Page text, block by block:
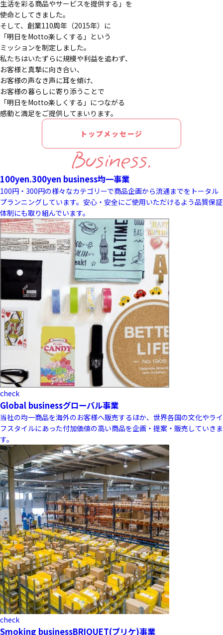
生活を彩る商品やサービスを提供する」を
使命としてきました。
そして、創業110周年（2015年）に
「明日をMotto楽しくする」という
ミッションを制定しました。
私たちはいたずらに規模や利益を追わず、
お客様と真摯に向き合い、
お客様の声なき声に耳を傾け、
お客様の暮らしに寄り添うことで
「明日をMotto楽しくする」につながる
感動と満足をご提供してまいります。
トップメッセージ
Business.
100yen.300yen business均一事業
100円・300円の様々なカテゴリーで商品企画から流通までをトータル
プランニングしています。安心・安全にご使用いただけるよう品質保証
体制にも取り組んでいます。
check
Global businessグローバル事業
当社の均一商品を海外のお客様へ販売するほか、世界各国の文化やライ
フスタイルにあった付加価値の高い商品を企画・提案・販売していきま
す。
check
Smoking businessBRIQUET(ブリケ)事業